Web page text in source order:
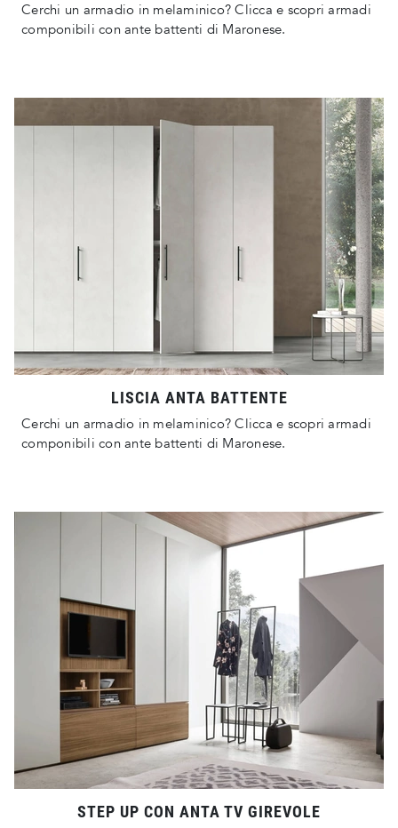
Cerchi un armadio in melaminico? Clicca e scopri armadi
componibili con ante battenti di Maronese.
LISCIA ANTA BATTENTE
Cerchi un armadio in melaminico? Clicca e scopri armadi
componibili con ante battenti di Maronese.
STEP UP CON ANTA TV GIREVOLE